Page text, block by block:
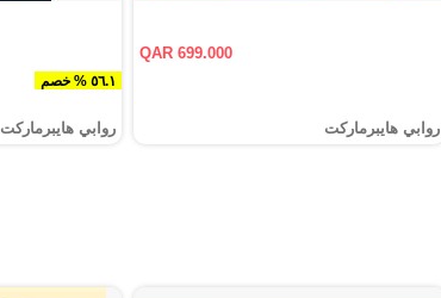
QAR 699.000
روابي هايبرماركت
٥٦.١ % خصم
روابي هايبرماركت